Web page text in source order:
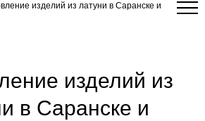
изделий из латуни в Саранске и
изделий из
в Саранске и